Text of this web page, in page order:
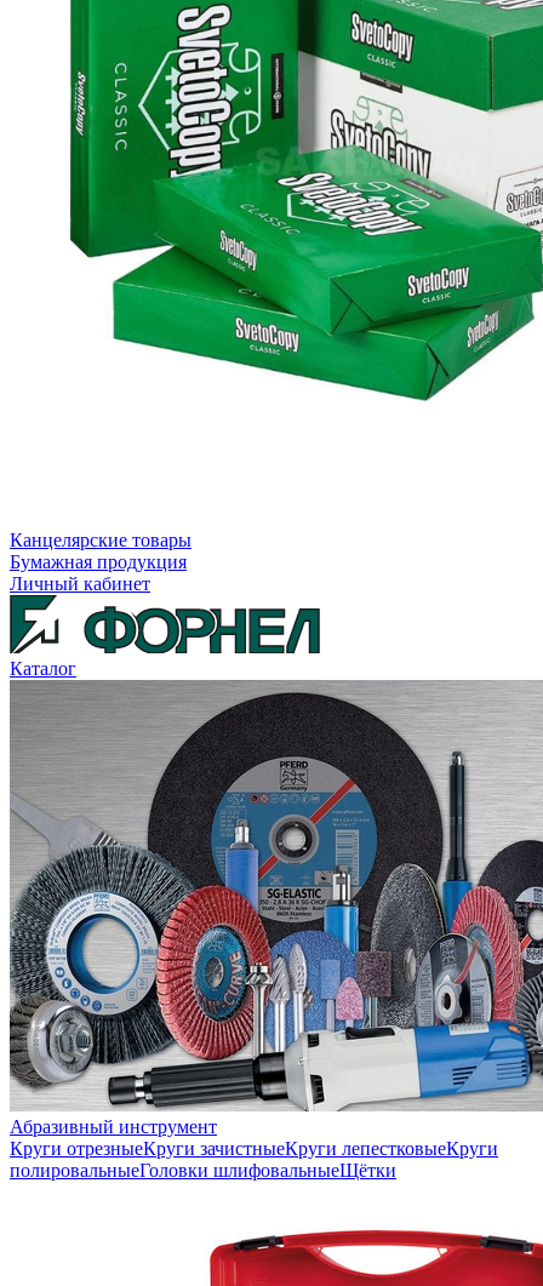
Канцелярские товары
Бумажная продукция
Личный кабинет
Каталог
Абразивный инструмент
Круги отрезныеКруги зачистныеКруги лепестковыеКруги
полировальныеГоловки шлифовальныеЩётки